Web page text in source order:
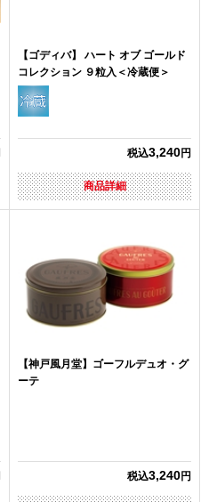
【ゴディバ】 ハート オブ ゴールド
コレクション ９粒入＜冷蔵便＞
税込3,240円
商品詳細
【神戸風月堂】ゴーフルデュオ・グ
ーテ
税込3,240円